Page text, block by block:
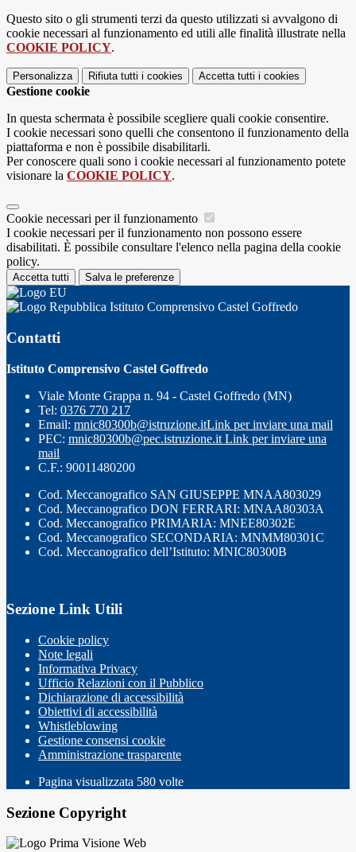
Questo sito o gli strumenti terzi da questo utilizzati si avvalgono di
cookie necessari al funzionamento ed utili alle finalità illustrate nella
COOKIE POLICY.
Personalizza Rifiuta tutti i cookies Accetta tutti i cookies
Gestione cookie
In questa schermata è possibile scegliere quali cookie consentire.
I cookie necessari sono quelli che consentono il funzionamento della
piattaforma e non è possibile disabilitarli.
Per conoscere quali sono i cookie necessari al funzionamento potete
visionare la COOKIE POLICY.
Cookie necessari per il funzionamento
I cookie necessari per il funzionamento non possono essere
disabilitati. È possibile consultare l'elenco nella pagina della cookie
policy.
Accetta tutti Salva le preferenze
Istituto Comprensivo Castel Goffredo
Contatti
Istituto Comprensivo Castel Goffredo
Viale Monte Grappa n. 94 - Castel Goffredo (MN)
Tel: 0376 770 217
Email: mnic80300b@istruzione.itLink per inviare una mail
PEC: mnic80300b@pec.istruzione.it Link per inviare una
mail
C.F.: 90011480200
Cod. Meccanografico SAN GIUSEPPE MNAA803029
Cod. Meccanografico DON FERRARI: MNAA80303A
Cod. Meccanografico PRIMARIA: MNEE80302E
Cod. Meccanografico SECONDARIA: MNMM80301C
Cod. Meccanografico dell’Istituto: MNIC80300B
Sezione Link Utili
Cookie policy
Note legali
Informativa Privacy
Ufficio Relazioni con il Pubblico
Dichiarazione di accessibilità
Obiettivi di accessibilità
Whistleblowing
Gestione consensi cookie
Amministrazione trasparente
Pagina visualizzata 580 volte
Sezione Copyright